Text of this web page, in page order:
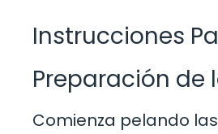
Instrucciones
Preparación de
Comienza pelando